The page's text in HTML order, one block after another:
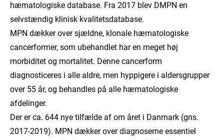
hæmatologiske database. Fra 2017 blev DMPN en
selvstændig klinisk kvalitetsdatabase.
MPN dækker over sjældne, klonale hæmatologiske
cancerformer, som ubehandlet har en meget høj
morbiditet og mortalitet. Denne cancerform
diagnosticeres i alle aldre, men hyppigere i aldersgrupper
over 55 år, og behandles på alle hæmatologiske
afdelinger.
Der er ca. 644 nye tilfælde af om året i Danmark (gns.
2017-2019). MPN dækker over diagnoserne essentiel